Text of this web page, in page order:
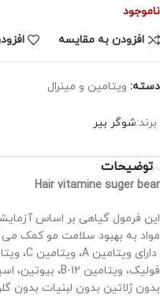
ناموجود
افزودن به مقایسه
دسته: ویتامین و مینرال
برند:شوگر بیر
توضیحات
Hair vitamine suger bear
این فرمول گیاهی بر اساس
مواد به بهبود سلامت مو کمک می
فولیک، ویتامین B-12، بیوتین، اسید پانتوتنیک، ید، روی، کولین، اینوزیتول
بدون ژلاتین بدون لبنیات بدون